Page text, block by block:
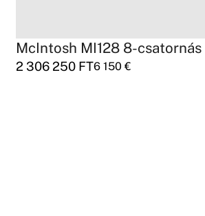
McIntosh MI128 8-
2 306 250 FT6 150€